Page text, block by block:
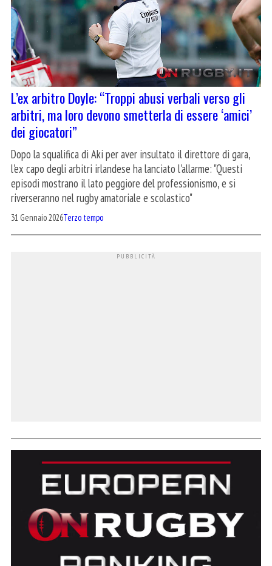
L’ex arbitro Doyle: “Troppi abusi verbali verso gli
arbitri, ma loro devono smetterla di essere ‘amici’
dei giocatori”
Dopo la squalifica di Aki per aver insultato il direttore di gara,
l'ex capo degli arbitri irlandese ha lanciato l'allarme: "Questi
episodi mostrano il lato peggiore del professionismo, e si
riverseranno nel rugby amatoriale e scolastico"
31 Gennaio 2026Terzo tempo